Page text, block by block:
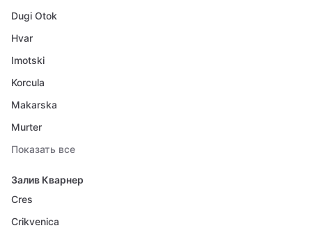
Dugi Otok
Hvar
Imotski
Korcula
Makarska
Murter
Показать все
Залив Кварнер
Cres
Crikvenica